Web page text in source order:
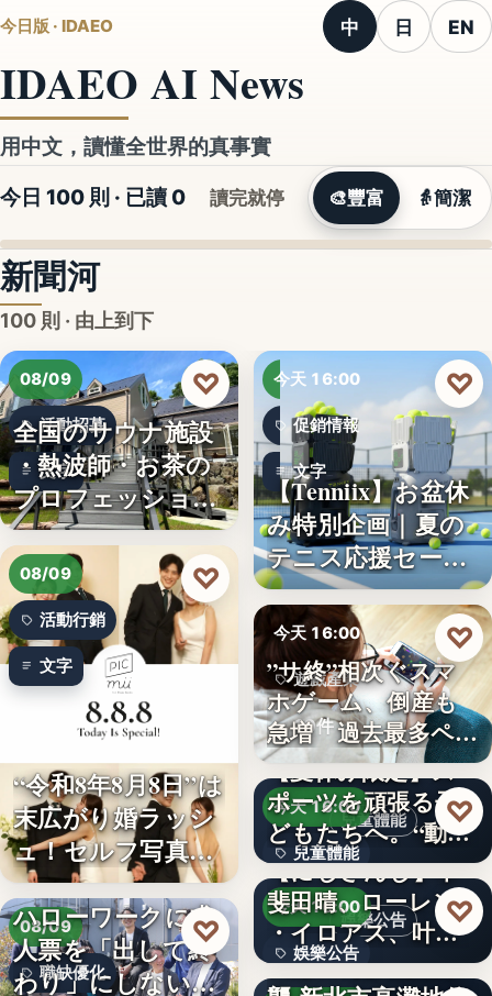
今日版 · IDAEO 中 日 EN
IDAEO AI News
用中文，讀懂全世界的真事實
今日 100 則 · 已讀 0 讀完就停 🎨豐富 👵簡潔
新聞河
100 則 · 由上到下
08/09
活動招募
文字
全国のサウナ施設
・熱波師・お茶の
プロフェッショナ
ル募集！…
♡
08/09
活動行銷
文字
“令和8年8月8日”は
末広がり婚ラッシ
ュ！セルフ写真館
「…
♡
08/09
職缺優化
ハローワークに求
人票を「出して終
わり」にしない。
♡
今天 16:00
促銷情報
文字
【Tenniix】お盆休
み特別企画｜夏の
テニス応援セー
ル…
♡
今天 16:00
遊戲產業
10件
”サ終”相次ぐスマ
ホゲーム、倒産も
急増 過去最多ペー
スで…
♡
兒童體能
今天 16:00
兒童體能
0円
【夏休み限定】ス
ポーツを頑張る子
どもたちへ。“動け
る身体…
♡
娛樂公告
今天 16:00
娛樂公告
【にじさんじ】甲
斐田晴、ローレン
・イロアス、叶ワ
ンマンラ…
♡
因應白海豚颱風來